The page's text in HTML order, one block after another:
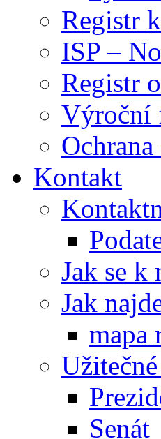
Registr
ISP –
Registr
Výroční
Kontakt
Jak se k
Jak
mapa
Senát